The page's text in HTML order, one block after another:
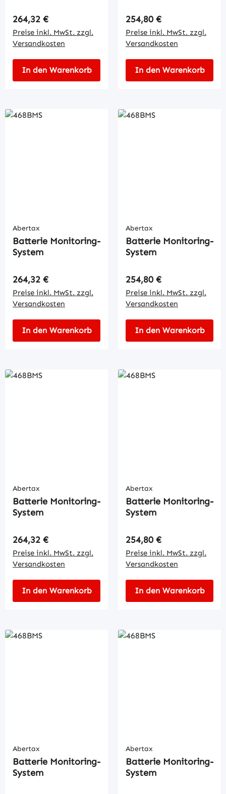
Regulärer Preis:
264,32 €
Preise inkl. MwSt. zzgl.
Versandkosten
In den Warenkorb
Regulärer Preis:
254,80 €
Preise inkl. MwSt. zzgl.
Versandkosten
In den Warenkorb
Abertax
Batterie Monitoring-
System
Regulärer Preis:
264,32 €
Preise inkl. MwSt. zzgl.
Versandkosten
In den Warenkorb
Abertax
Batterie Monitoring-
System
Regulärer Preis:
254,80 €
Preise inkl. MwSt. zzgl.
Versandkosten
In den Warenkorb
Abertax
Batterie Monitoring-
System
Regulärer Preis:
264,32 €
Preise inkl. MwSt. zzgl.
Versandkosten
In den Warenkorb
Abertax
Batterie Monitoring-
System
Regulärer Preis:
254,80 €
Preise inkl. MwSt. zzgl.
Versandkosten
In den Warenkorb
Abertax
Batterie Monitoring-
System
Abertax
Batterie Monitoring-
System